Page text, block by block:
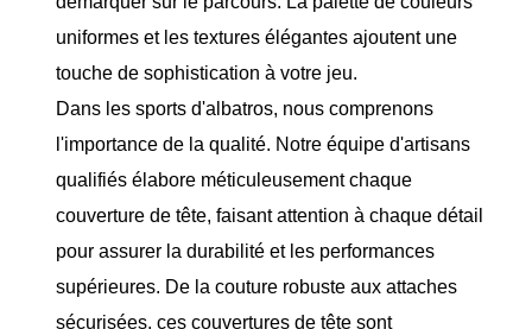
uniformes et les textures élégantes ajoutent une
touche de sophistication à votre jeu.
Dans les sports d'albatros, nous comprenons
l'importance de la qualité. Notre équipe d'artisans
qualifiés élabore méticuleusement chaque
couverture de tête, faisant attention à chaque détail
pour assurer la durabilité et les performances
supérieures. De la couture robuste aux attaches
sécurisées, ces couvertures de tête sont